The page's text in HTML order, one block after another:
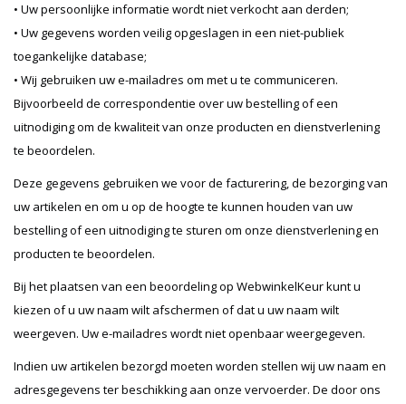
• Uw persoonlijke informatie wordt niet verkocht aan derden;
• Uw gegevens worden veilig opgeslagen in een niet-publiek
toegankelijke database;
• Wij gebruiken uw e-mailadres om met u te communiceren.
Bijvoorbeeld de correspondentie over uw bestelling of een
uitnodiging om de kwaliteit van onze producten en dienstverlening
te beoordelen.
Deze gegevens gebruiken we voor de facturering, de bezorging van
uw artikelen en om u op de hoogte te kunnen houden van uw
bestelling of een uitnodiging te sturen om onze dienstverlening en
producten te beoordelen.
Bij het plaatsen van een beoordeling op WebwinkelKeur kunt u
kiezen of u uw naam wilt afschermen of dat u uw naam wilt
weergeven. Uw e-mailadres wordt niet openbaar weergegeven.
Indien uw artikelen bezorgd moeten worden stellen wij uw naam en
adresgegevens ter beschikking aan onze vervoerder. De door ons